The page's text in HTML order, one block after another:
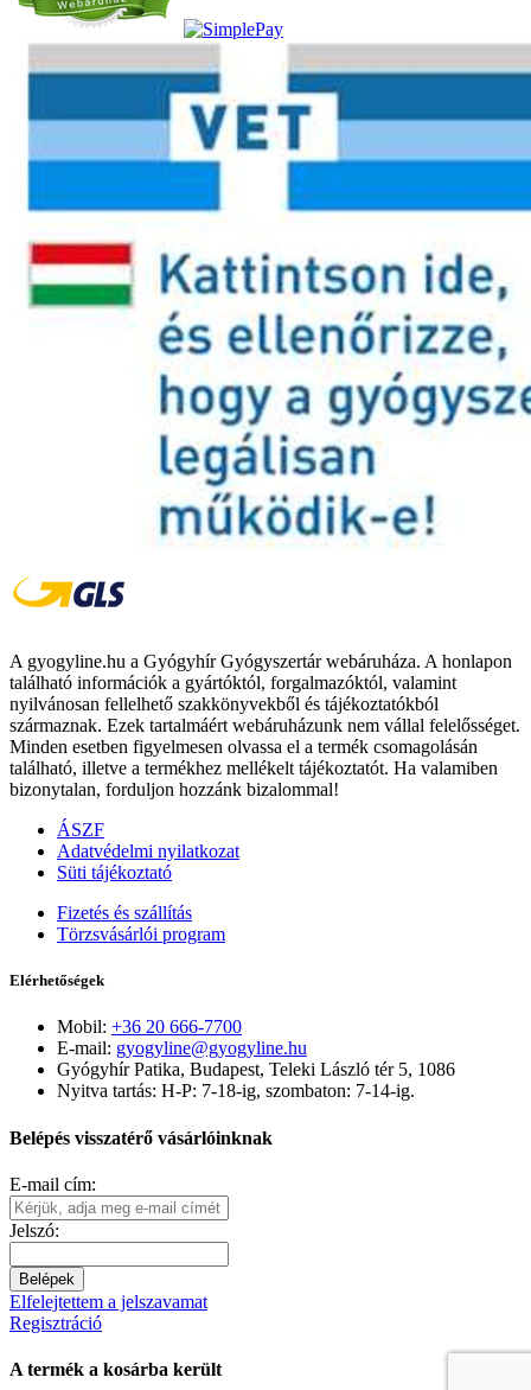
A gyogyline.hu a Gyógyhír Gyógyszertár webáruháza. A honlapon
található információk a gyártóktól, forgalmazóktól, valamint
nyilvánosan fellelhető szakkönyvekből és tájékoztatókból
származnak. Ezek tartalmáért webáruházunk nem vállal felelősséget.
Minden esetben figyelmesen olvassa el a termék csomagolásán
található, illetve a termékhez mellékelt tájékoztatót. Ha valamiben
bizonytalan, forduljon hozzánk bizalommal!
ÁSZF
Adatvédelmi nyilatkozat
Süti tájékoztató
Fizetés és szállítás
Törzsvásárlói program
Elérhetőségek
Mobil: +36 20 666-7700
E-mail: gyogyline@gyogyline.hu
Gyógyhír Patika, Budapest, Teleki László tér 5, 1086
Nyitva tartás: H-P: 7-18-ig, szombaton: 7-14-ig.
Belépés visszatérő vásárlóinknak
E-mail cím:
Jelszó:
Belépek
Elfelejtettem a jelszavamat
Regisztráció
A termék a kosárba került